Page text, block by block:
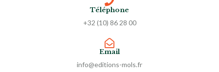
Téléphone
+32 (10) 86 28 00
Email
info@editions-mols.fr